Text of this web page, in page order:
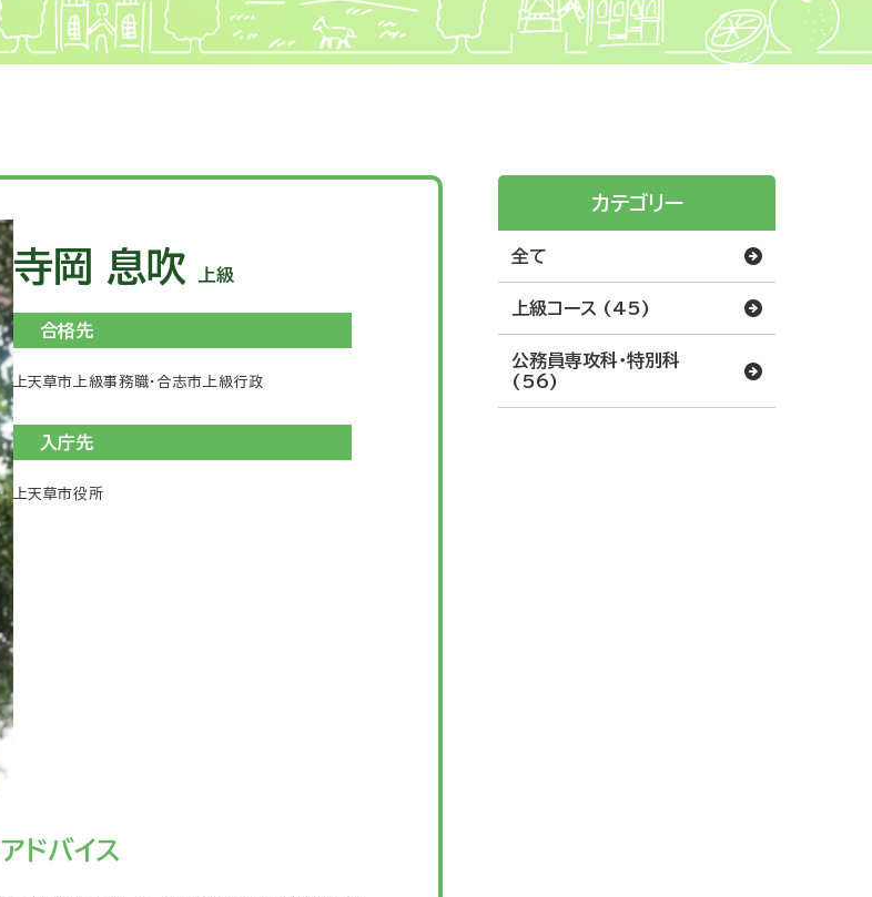
寺岡 息吹 上級
合格先
上天草市上級事務職・合志市上級行政
入庁先
上天草市役所
アドバイス
カテゴリー
全て
上級コース (45)
公務員専攻科・特別科
(56)